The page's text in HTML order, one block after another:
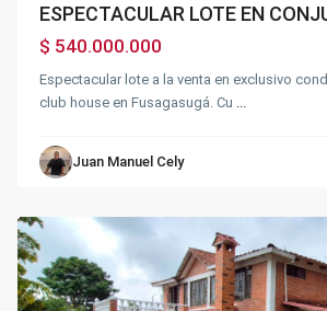
ESPECTACULAR LOTE EN
$ 540.000.000
Espectacular lote a la venta en exclusivo
club house en Fusagasugá. Cu
Juan Manuel Cely